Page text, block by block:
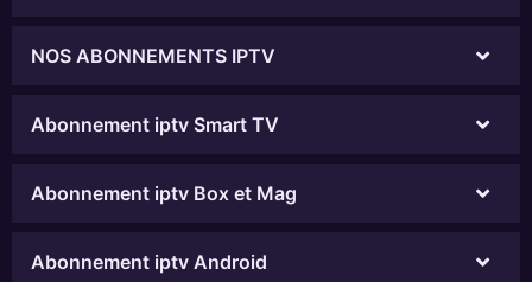
NOS ABONNEMENTS IPTV
Abonnement iptv Smart TV
Abonnement iptv Box et Mag
Abonnement iptv Android